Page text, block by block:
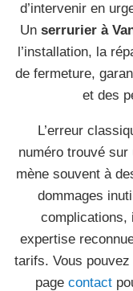
d’intervenir en
Un serrurier à
l’installation, la
de fermeture,
et des
L’erreur
numéro trouvé sur
mène souvent à
dommages
complications,
expertise
tarifs. Vous
page contact